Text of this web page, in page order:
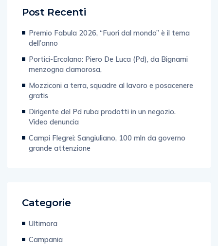
Post Recenti
Premio Fabula 2026, “Fuori dal mondo” è il tema
dell’anno
Portici-Ercolano: Piero De Luca (Pd), da Bignami
menzogna clamorosa,
Mozziconi a terra, squadre al lavoro e posacenere
gratis
Dirigente del Pd ruba prodotti in un negozio.
Video denuncia
Campi Flegrei: Sangiuliano, 100 mln da governo
grande attenzione
Categorie
Ultimora
Campania